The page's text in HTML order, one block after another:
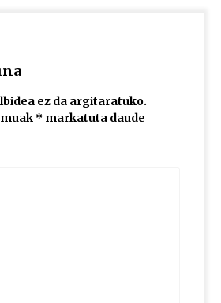
07/02
ez da argitaratuko.
* markatuta daude